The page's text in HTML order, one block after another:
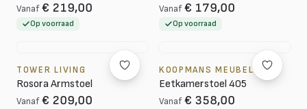
Vanaf € 219,00
Op voorraad
Vanaf € 179,00
Op voorraad
TOWER LIVING
Rosora Armstoel
Vanaf € 209,00
KOOPMANS MEUBELEN
Eetkamerstoel 405
Vanaf € 358,00